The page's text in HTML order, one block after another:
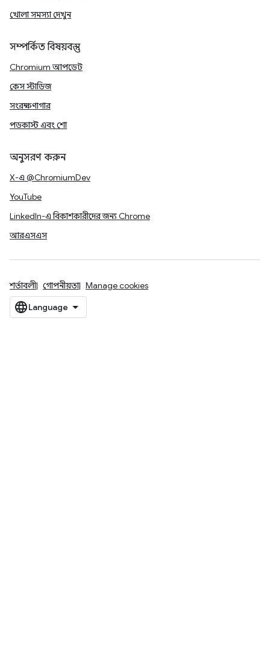
খোলা সমস্যা দেখুন
সম্পর্কিত বিষয়বস্তু
Chromium আপডেট
কেস স্টাডিজ
সংরক্ষণাগার
পডকাস্ট এবং শো
অনুসরণ করুন
X-এ @ChromiumDev
YouTube
LinkedIn-এ বিকাশকারীদের জন্য Chrome
আরএসএস
শর্তাবলী গোপনীয়তা Manage cookies